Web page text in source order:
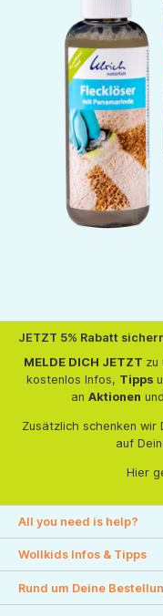
JETZT 5% Rabatt
MELDE DICH JETZT zu
kostenlos Infos, Tipps
an Aktionen und
Zusätzlich schenken wir
auf
Hier
All you need is help?
Wollkids Infos & Tipps
Rund um Deine